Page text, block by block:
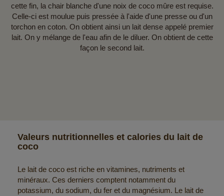
cette fin, la chair blanche d'une noix de coco mûre est requise.
Celle-ci est moulue puis pressée à l'aide d'une presse ou d'un
torchon en coton. On obtient ainsi un lait dense appelé premier
lait. On y mélange de l'eau afin de le diluer. On obtient de cette
façon le second lait.
Valeurs nutritionnelles et calories du lait de
coco
Le lait de coco est riche en vitamines, nutriments et
minéraux. Ces derniers comptent notamment du
potassium, du sodium, du fer et du magnésium. Le lait de